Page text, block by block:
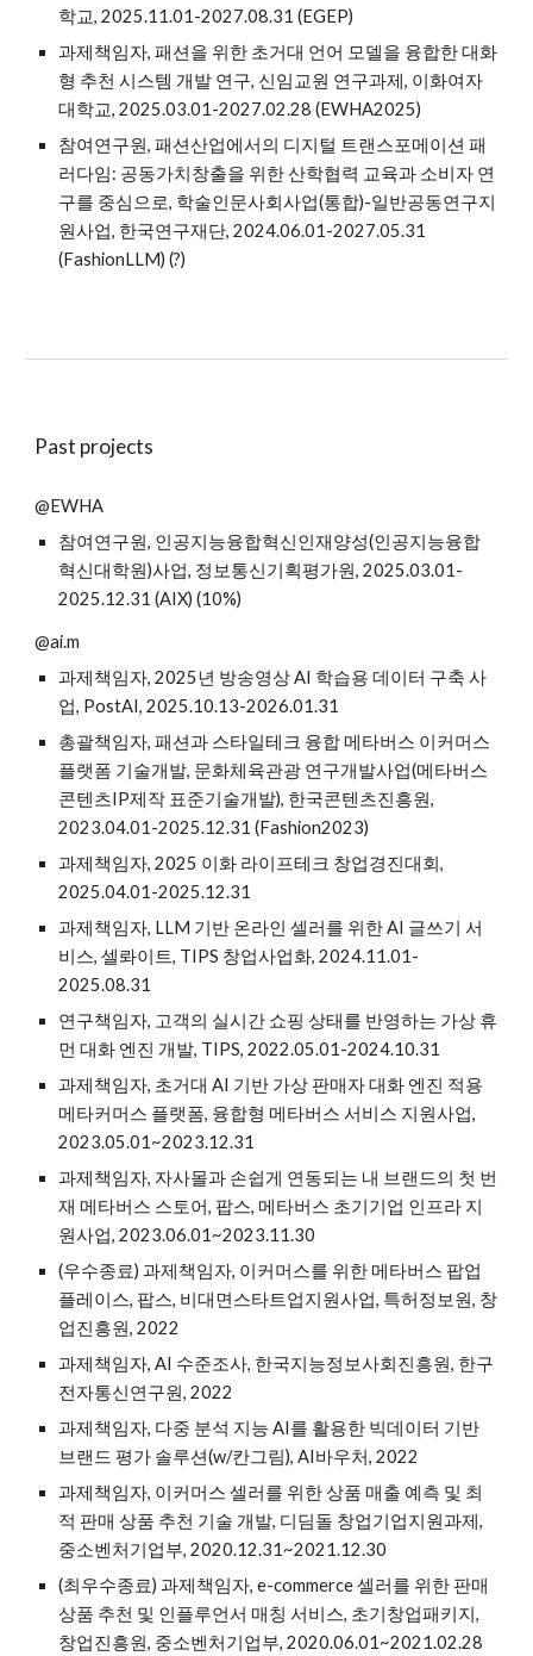
학교, 2025.11.01-2027.08.31 (EGEP)
과제책임자, 패션을 위한 초거대 언어 모델을 융합한 대화
형 추천 시스템 개발 연구, 신임교원 연구과제, 이화여자
대학교, 2025.03.01-2027.02.28 (EWHA2025)
참여연구원, 패션산업에서의 디지털 트랜스포메이션 패
러다임: 공동가치창출을 위한 산학협력 교육과 소비자 연
구를 중심으로, 학술인문사회사업(통합)-일반공동연구지
원사업, 한국연구재단, 2024.06.01-2027.05.31
(FashionLLM) (?)
Past projects
@EWHA
참여연구원, 인공지능융합혁신인재양성(인공지능융합
혁신대학원)사업, 정보통신기획평가원, 2025.03.01-
2025.12.31 (AIX) (10%)
@ai.m
과제책임자, 2025년 방송영상 AI 학습용 데이터 구축 사
업, PostAI, 2025.10.13-2026.01.31
총괄책임자, 패션과 스타일테크 융합 메타버스 이커머스
플랫폼 기술개발, 문화체육관광 연구개발사업(메타버스
콘텐츠IP제작 표준기술개발), 한국콘텐츠진흥원,
2023.04.01-2025.12.31 (Fashion2023)
과제책임자, 2025 이화 라이프테크 창업경진대회,
2025.04.01-2025.12.31
과제책임자, LLM 기반 온라인 셀러를 위한 AI 글쓰기 서
비스, 셀롸이트, TIPS 창업사업화, 2024.11.01-
2025.08.31
연구책임자, 고객의 실시간 쇼핑 상태를 반영하는 가상 휴
먼 대화 엔진 개발, TIPS, 2022.05.01-2024.10.31
과제책임자, 초거대 AI 기반 가상 판매자 대화 엔진 적용
메타커머스 플랫폼, 융합형 메타버스 서비스 지원사업,
2023.05.01~2023.12.31
과제책임자, 자사몰과 손쉽게 연동되는 내 브랜드의 첫 번
재 메타버스 스토어, 팝스, 메타버스 초기기업 인프라 지
원사업, 2023.06.01~2023.11.30
(우수종료) 과제책임자, 이커머스를 위한 메타버스 팝업
플레이스, 팝스, 비대면스타트업지원사업, 특허정보원, 창
업진흥원, 2022
과제책임자, AI 수준조사, 한국지능정보사회진흥원, 한구
전자통신연구원, 2022
과제책임자, 다중 분석 지능 AI를 활용한 빅데이터 기반
브랜드 평가 솔루션(w/칸그림), AI바우처, 2022
과제책임자, 이커머스 셀러를 위한 상품 매출 예측 및 최
적 판매 상품 추천 기술 개발, 디딤돌 창업기업지원과제,
중소벤처기업부, 2020.12.31~2021.12.30
(최우수종료) 과제책임자, e-commerce 셀러를 위한 판매
상품 추천 및 인플루언서 매칭 서비스, 초기창업패키지,
창업진흥원, 중소벤처기업부, 2020.06.01~2021.02.28